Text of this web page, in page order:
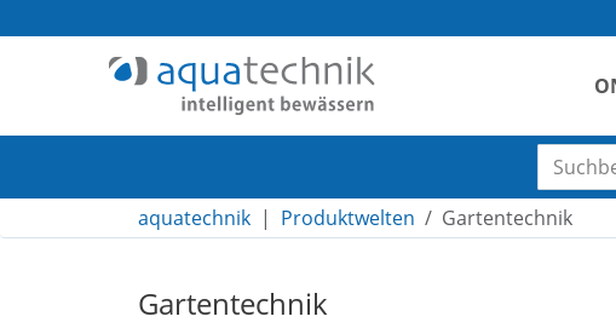
Navigation aquatechnik
Produktwelten Gartentechnik
toggle Submenu
Gartentechnik